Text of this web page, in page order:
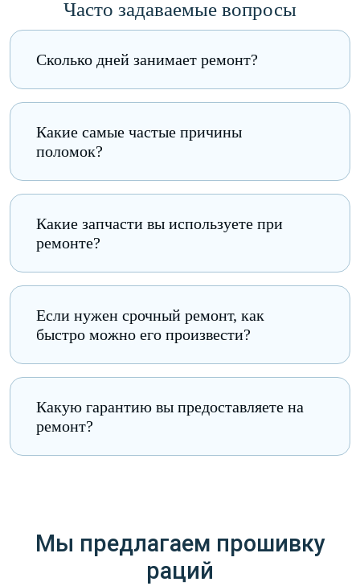
Часто задаваемые вопросы
Сколько дней занимает ремонт?
Какие самые частые причины
поломок?
использовании аккумуляторы теряют
свою емкость, что приводит к
так и внутренние компоненты;
проблемы с антеннами — их
сигнала или полное отсутствие связи;
неблагоприятных условиях (например,
попадание воды внутрь);
проблемы с процессором,
Какие запчасти вы используете при
ремонте?
Если нужен срочный ремонт, как
быстро можно его произвести?
Какую гарантию вы предоставляете на
ремонт?
Мы предлагаем прошивку
раций